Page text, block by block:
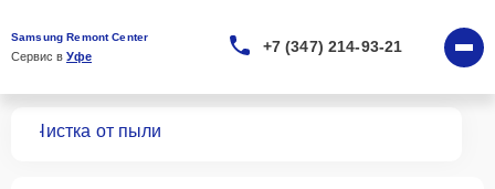
Samsung Remont Center
Сервис в Уфе
+7 (347) 214-93-21
Чистка от пыли